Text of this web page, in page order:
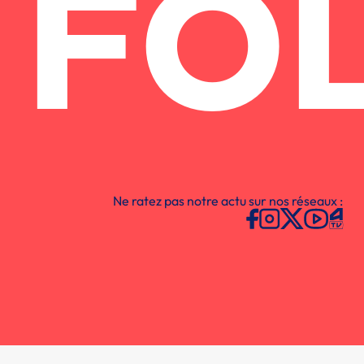
Ne ratez pas notre actu sur nos réseaux :